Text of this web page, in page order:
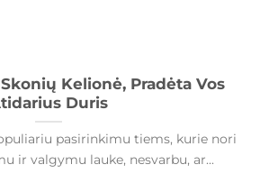
Kelionė, Pradėta Vos
Duris
pasirinkimu tiems, kurie nori
ir valgymu lauke, nesvarbu, ar...